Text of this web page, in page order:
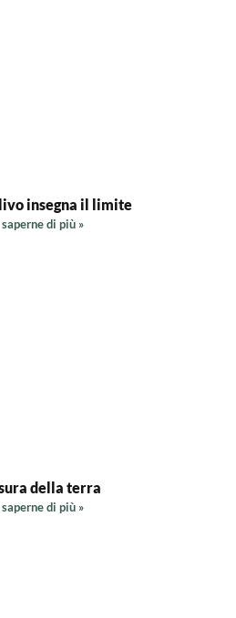
insegna il limite
saperne di più »
della terra
saperne di più »